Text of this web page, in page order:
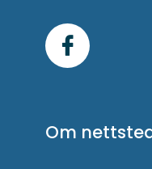
Facebook
Om